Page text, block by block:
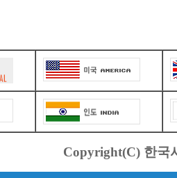
Copyright(C) 한국